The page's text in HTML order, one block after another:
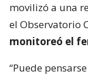
movilizó a una
el Observatorio
monitoreó el
“Puede